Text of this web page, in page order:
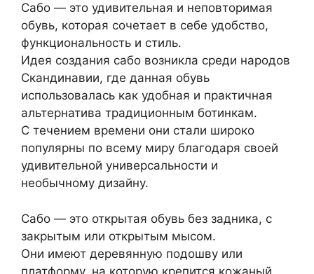
Сабо — это удивительная и неповторимая
обувь, которая сочетает в себе удобство,
функциональность и стиль.
Идея создания сабо возникла среди народов
Скандинавии, где данная обувь
использовалась как удобная и практичная
альтернатива традиционным ботинкам.
С течением времени они стали широко
популярны по всему миру благодаря своей
удивительной универсальности и
необычному дизайну.
Сабо — это открытая обувь без задника, с
закрытым или открытым мысом.
Они имеют деревянную подошву или
платформу, на которую крепится кожаный